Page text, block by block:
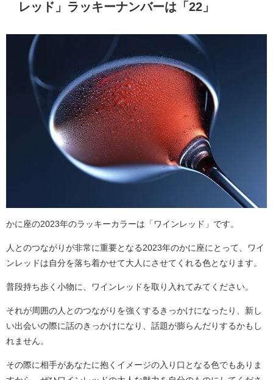
レッド」ラッキーナンバーは「22」
かに座の2023年のラッキーカラーは「ワインレッド」です。
人とのつながりが非常に重要となる2023年のかに座にとって、ワイ
ンレッドは自分を落ち着かせて大人にさせてくれる色となります。
普段持ち歩く小物に、ワインレッドを取り入れてみてください。
それが周囲の人とのつながりを強くするきっかけになったり、新し
い出会いの際に話のきっかけになり、話題が膨らんだりするかもし
れません。
その際に相手があなたに抱くイメージの入り口となる色でもありま